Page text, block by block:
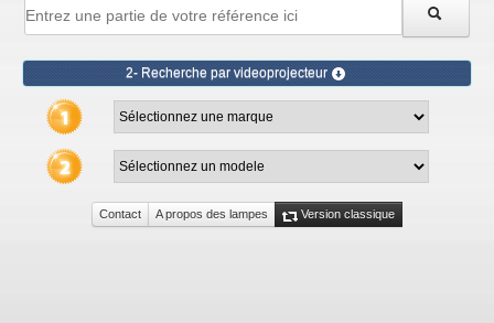
2- Recherche par videoprojecteur
Contact A propos des lampes Version classique